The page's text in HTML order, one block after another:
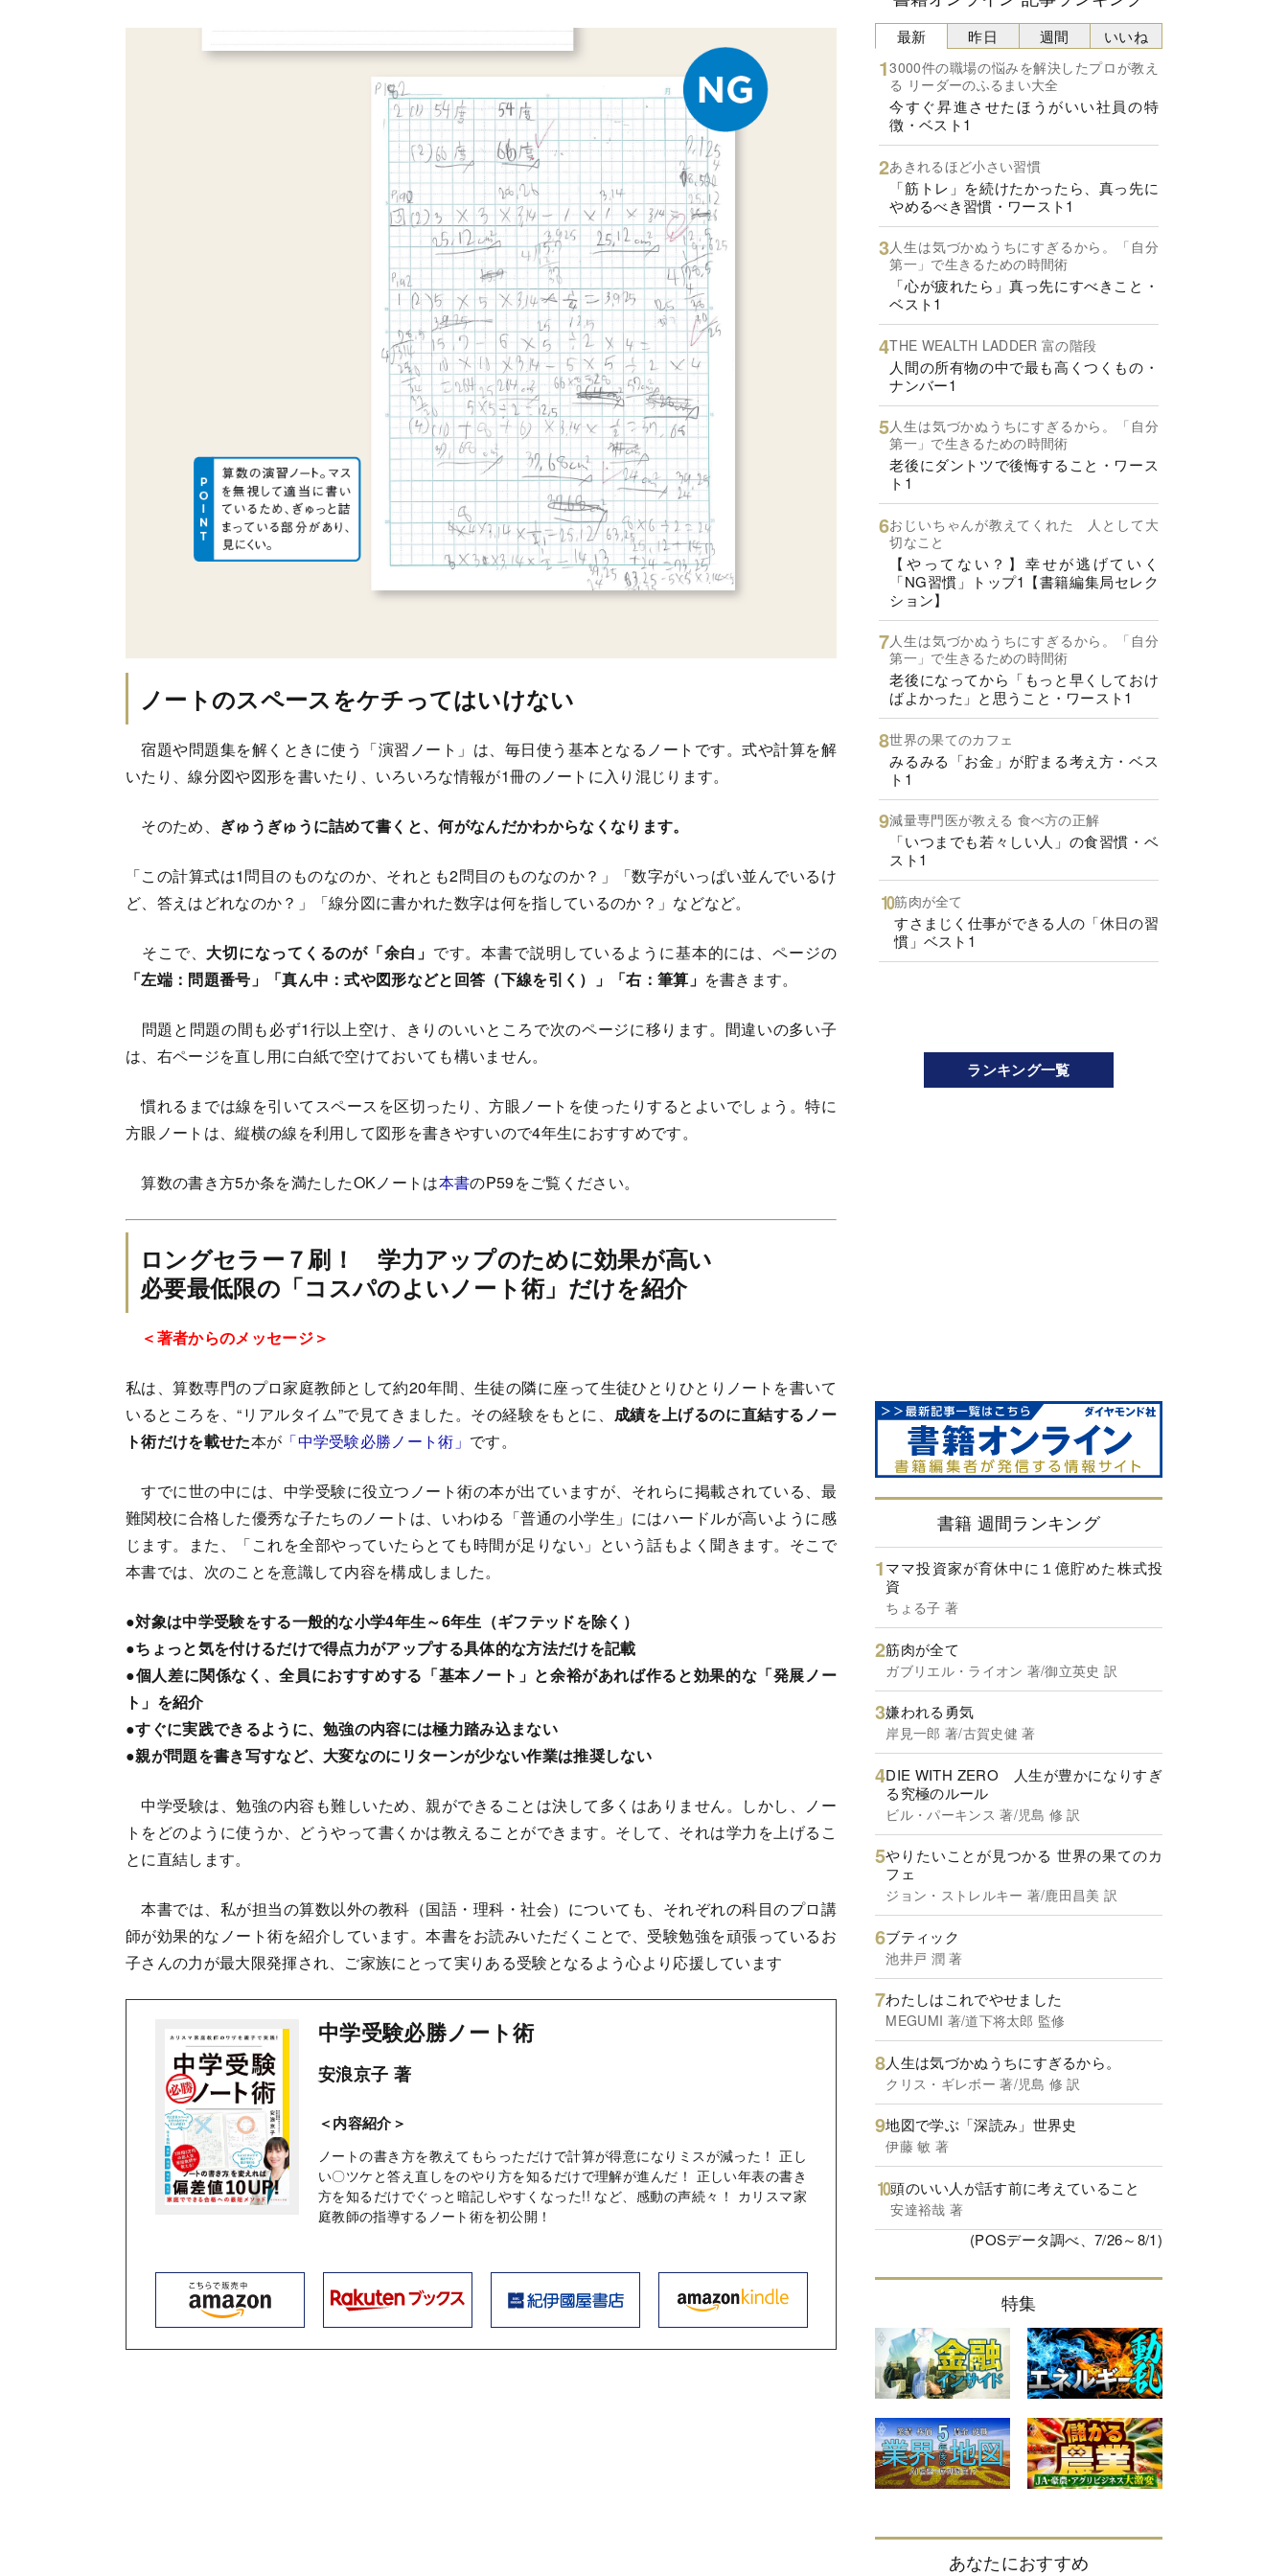
ノートのスペースをケチってはいけない
宿題や問題集を解くときに使う「演習ノート」は、毎日使う基本となるノートです。式や計算を解
いたり、線分図や図形を書いたり、いろいろな情報が1冊のノートに入り混じります。
そのため、 ぎゅうぎゅうに詰めて書くと、何がなんだかわからなくなります。
「この計算式は1問目のものなのか、それとも2問目のものなのか？」「数字がいっぱい並んでいるけ
ど、答えはどれなのか？」「線分図に書かれた数字は何を指しているのか？」などなど。
そこで、 大切になってくるのが「余白」 です。本書で説明しているように基本的には、ページの
「左端：問題番号」「真ん中：式や図形などと回答（下線を引く）」「右：筆算」 を書きます。
問題と問題の間も必ず1行以上空け、きりのいいところで次のページに移ります。間違いの多い子
は、右ページを直し用に白紙で空けておいても構いません。
慣れるまでは線を引いてスペースを区切ったり、方眼ノートを使ったりするとよいでしょう。特に
方眼ノートは、縦横の線を利用して図形を書きやすいので4年生におすすめです。
算数の書き方5か条を満たしたOKノートは本書のP59をご覧ください。
ロングセラー７刷！ 学力アップのために効果が高い
必要最低限の「コスパのよいノート術」だけを紹介
＜著者からのメッセージ＞
私は、算数専門のプロ家庭教師として約20年間、生徒の隣に座って生徒ひとりひとりノートを書いて
いるところを、“リアルタイム”で見てきました。その経験をもとに、 成績を上げるのに直結するノー
ト術だけを載せた本が 「中学受験必勝ノート術」 です。
すでに世の中には、中学受験に役立つノート術の本が出ていますが、それらに掲載されている、最
難関校に合格した優秀な子たちのノートは、いわゆる「普通の小学生」にはハードルが高いように感
じます。また、「これを全部やっていたらとても時間が足りない」という話もよく聞きます。そこで
本書では、次のことを意識して内容を構成しました。
●対象は中学受験をする一般的な小学4年生～6年生（ギフテッドを除く）
●ちょっと気を付けるだけで得点力がアップする具体的な方法だけを記載
●個人差に関係なく、全員におすすめする「基本ノート」と余裕があれば作ると効果的な「発展ノー
ト」を紹介
●すぐに実践できるように、勉強の内容には極力踏み込まない
●親が問題を書き写すなど、大変なのにリターンが少ない作業は推奨しない
中学受験は、勉強の内容も難しいため、親ができることは決して多くはありません。しかし、ノー
トをどのように使うか、どうやって書くかは教えることができます。そして、それは学力を上げるこ
とに直結します。
本書では、私が担当の算数以外の教科（国語・理科・社会）についても、それぞれの科目のプロ講
師が効果的なノート術を紹介しています。本書をお読みいただくことで、受験勉強を頑張っているお
子さんの力が最大限発揮され、ご家族にとって実りある受験となるよう心より応援しています
中学受験必勝ノート術
安浪京子 著
＜内容紹介＞
ノートの書き方を教えてもらっただけで計算が得意になりミスが減った！ 正し
い〇ツケと答え直しをのやり方を知るだけで理解が進んだ！ 正しい年表の書き
方を知るだけでぐっと暗記しやすくなった!! など、感動の声続々！ カリスマ家
庭教師の指導するノート術を初公開！
最新
3000件の職場の悩みを解決したプロが教え
る リーダーのふるまい大全
今すぐ昇進させたほうがいい社員の特
徴・ベスト1
あきれるほど小さい習慣
「筋トレ」を続けたかったら、真っ先に
やめるべき習慣・ワースト1
人生は気づかぬうちにすぎるから。「自分
第一」で生きるための時間術
「心が疲れたら」真っ先にすべきこと・
ベスト1
THE WEALTH LADDER 富の階段
人間の所有物の中で最も高くつくもの・
ナンバー1
人生は気づかぬうちにすぎるから。「自分
第一」で生きるための時間術
老後にダントツで後悔すること・ワース
ト1
おじいちゃんが教えてくれた 人として大
切なこと
【やってない？】幸せが逃げていく
「NG習慣」トップ1【書籍編集局セレク
ション】
人生は気づかぬうちにすぎるから。「自分
第一」で生きるための時間術
老後になってから「もっと早くしておけ
ばよかった」と思うこと・ワースト1
世界の果てのカフェ
みるみる「お金」が貯まる考え方・ベス
ト1
減量専門医が教える 食べ方の正解
「いつまでも若々しい人」の食習慣・ベ
スト1
筋肉が全て
すさまじく仕事ができる人の「休日の習
慣」ベスト1
昨日 週間 いいね
ランキング一覧
書籍 週間ランキング
ママ投資家が育休中に１億貯めた株式投
資
ちょる子 著
筋肉が全て
ガブリエル・ライオン 著/御立英史 訳
嫌われる勇気
岸見一郎 著/古賀史健 著
DIE WITH ZERO 人生が豊かになりすぎ
る究極のルール
ビル・パーキンス 著/児島 修 訳
やりたいことが見つかる 世界の果てのカ
フェ
ジョン・ストレルキー 著/鹿田昌美 訳
ブティック
池井戸 潤 著
わたしはこれでやせました
MEGUMI 著/道下将太郎 監修
人生は気づかぬうちにすぎるから。
クリス・ギレボー 著/児島 修 訳
地図で学ぶ「深読み」世界史
伊藤 敏 著
頭のいい人が話す前に考えていること
安達裕哉 著
(POSデータ調べ、7/26～8/1)
特集
あなたにおすすめ